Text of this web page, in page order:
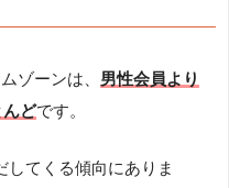
ゾーンは、 男性会員より
んどです。
してくる傾向にありま